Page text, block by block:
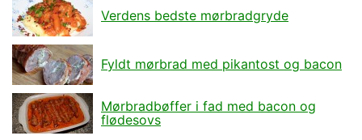
Verdens bedste mørbradgryde
Fyldt mørbrad med pikantost og bacon
Mørbradbøffer i fad med bacon og
flødesovs